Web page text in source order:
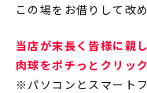
この場をお借りして改
当店が末長く皆様に親
肉球をポチっとクリッ
※パソコンとスマート